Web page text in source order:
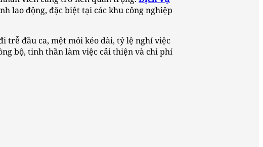
lao động, đặc biệt tại các khu công nghiệp
trễ đầu ca, mệt mỏi kéo dài, tỷ lệ nghỉ việc
bộ, tinh thần làm việc cải thiện và chi phí